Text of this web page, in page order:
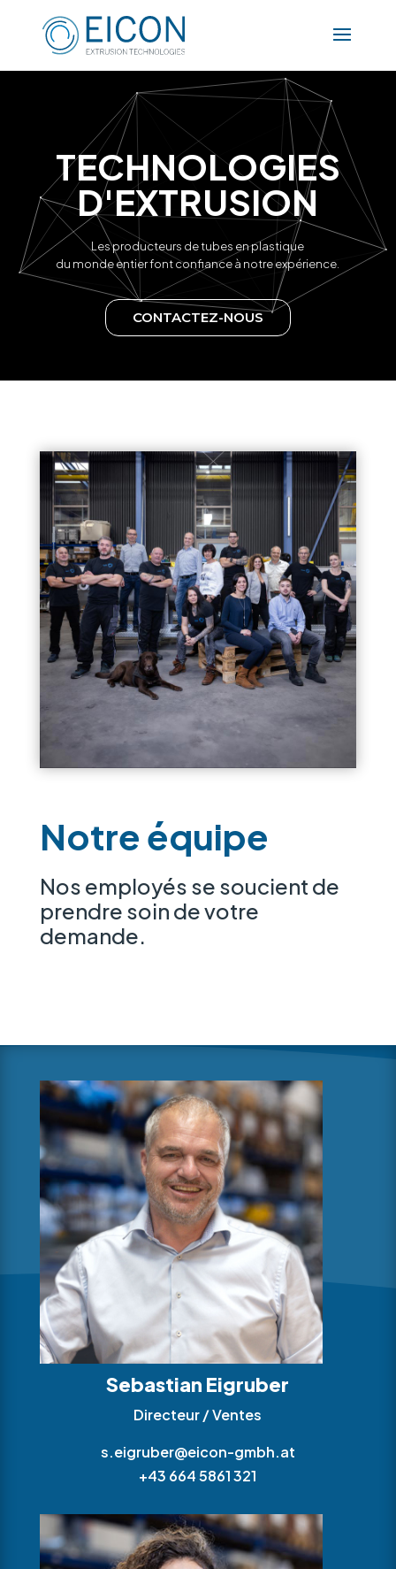
TECHNOLOGIES
D'EXTRUSION
Les producteurs de tubes en plastique
du monde entier font confiance à notre expérience.
CONTACTEZ-NOUS
Notre équipe
Nos employés se soucient de
prendre soin de votre
demande.
Sebastian Eigruber
Directeur / Ventes
s.eigruber@eicon-gmbh.at
+43 664 5861 321